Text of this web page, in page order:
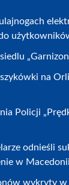
na
Policji
odnieśli
w
wykryty w